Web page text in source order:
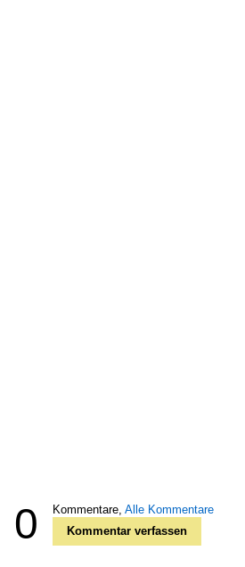
0 Kommentare, Alle Kommentare
Kommentar verfassen